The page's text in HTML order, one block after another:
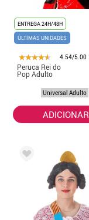
ENTREGA 24H/48H
ÚLTIMAS UNIDADES
4.54/5.00
Peruca Rei do
Pop Adulto
Universal Adulto
ADICIONAR